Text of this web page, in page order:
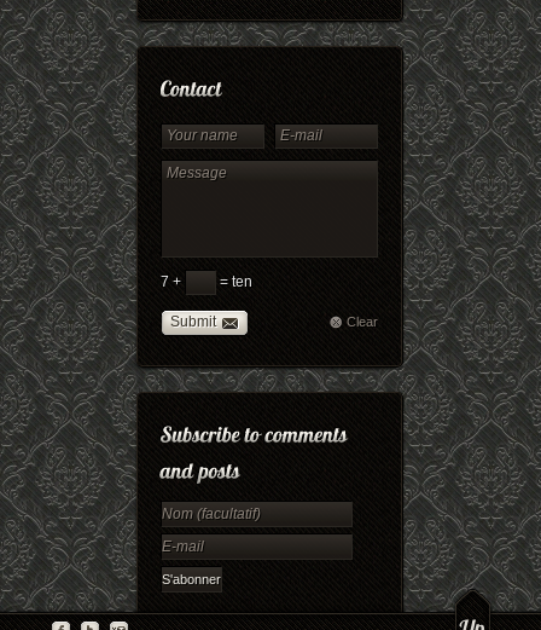
7 + = ten
Submit Clear